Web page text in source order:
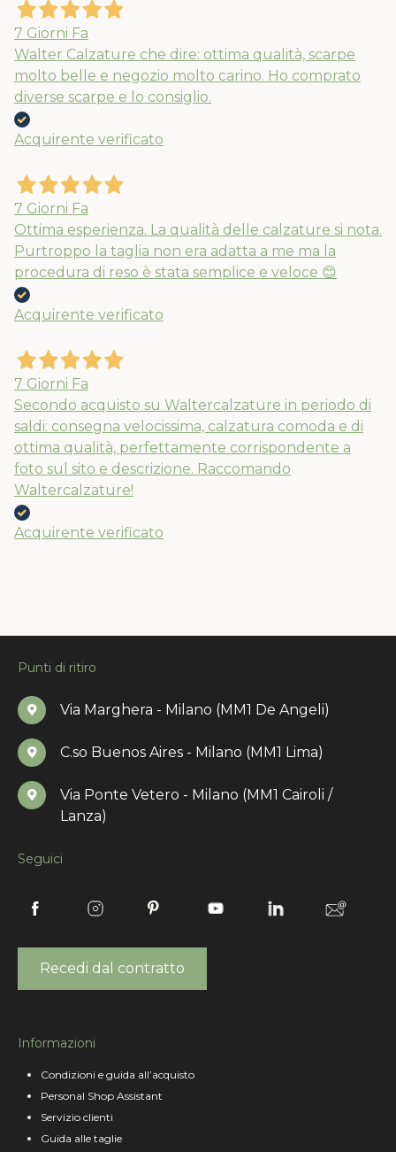
7 Giorni Fa
Walter Calzature che dire: ottima qualità, scarpe
molto belle e negozio molto carino. Ho comprato
diverse scarpe e lo consiglio.
Acquirente verificato
7 Giorni Fa
Ottima esperienza. La qualità delle calzature si nota.
Purtroppo la taglia non era adatta a me ma la
procedura di reso è stata semplice e veloce 😊
Acquirente verificato
7 Giorni Fa
Secondo acquisto su Waltercalzature in periodo di
saldi: consegna velocissima, calzatura comoda e di
ottima qualità, perfettamente corrispondente a
foto sul sito e descrizione. Raccomando
Waltercalzature!
Acquirente verificato
Punti di ritiro
Via Marghera - Milano (MM1 De Angeli)
C.so Buenos Aires - Milano (MM1 Lima)
Via Ponte Vetero - Milano (MM1 Cairoli /
Lanza)
Seguici
Recedi dal contratto
Informazioni
Condizioni e guida all’acquisto
Personal Shop Assistant
Servizio clienti
Guida alle taglie